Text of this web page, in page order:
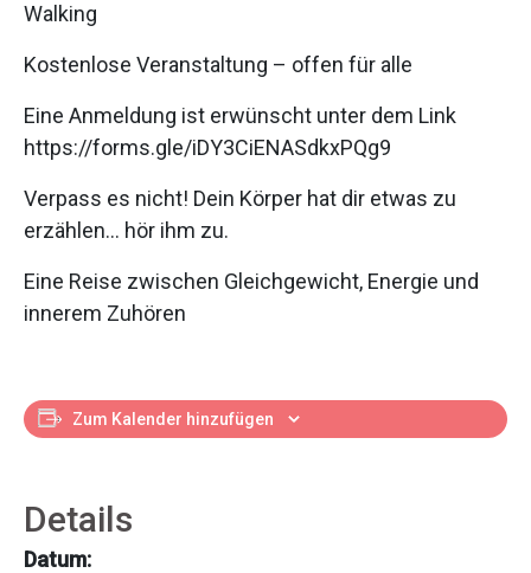
Walking
Kostenlose Veranstaltung – offen für alle
Eine Anmeldung ist erwünscht unter dem Link
https://forms.gle/iDY3CiENASdkxPQg9
Verpass es nicht! Dein Körper hat dir etwas zu
erzählen… hör ihm zu.
Eine Reise zwischen Gleichgewicht, Energie und
innerem Zuhören
Zum Kalender hinzufügen
Details
Datum: